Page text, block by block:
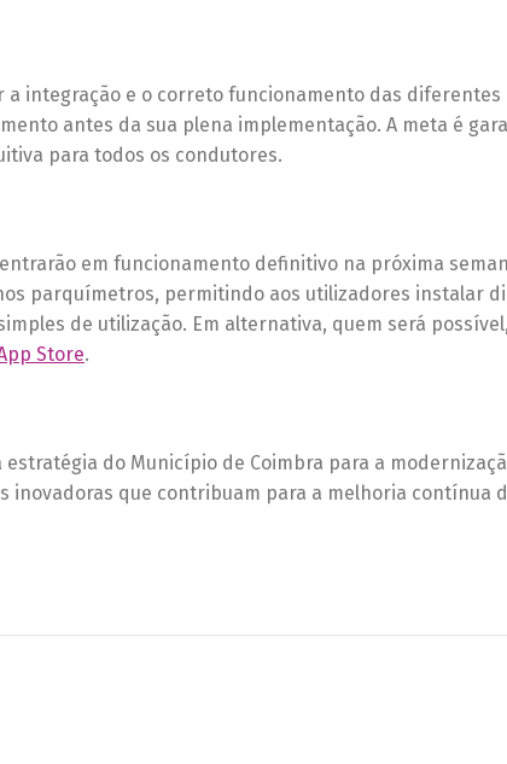
a integração e o correto funcionamento das
antes da sua plena implementação. A meta é
para todos os condutores.
em funcionamento definitivo na próxima
parquímetros, permitindo aos utilizadores instalar
de utilização. Em alternativa, quem será
Store.
do Município de Coimbra para a
inovadoras que contribuam para a melhoria contínua